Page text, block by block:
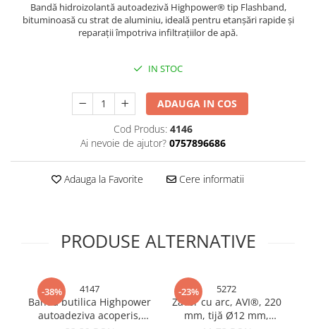
Curatenie generala
Bureti si lavete
Decoratiuni casa & sarbatori
Accesorii decorative
Iluminat & Electrice
Accesorii prelungitoare
Aplice fatada
Aplice si plafoniere
Becuri
Bandă hidroizolantă autoadezivă Highpower® tip Flashband,
bituminoasă cu strat de aluminiu, ideală pentru etanșări rapide și
reparații împotriva infiltrațiilor de apă.
IN STOC
ADAUGA IN COS
Cod Produs: 4146
Ai nevoie de ajutor? 0757896686
Adauga la Favorite Cere informatii
PRODUSE ALTERNATIVE
-38% 4147
Banda butilica Highpower
autoadeziva acoperis,
-23% 5272
Zăvor cu arc, AVI®, 220
mm, tijă Ø12 mm,